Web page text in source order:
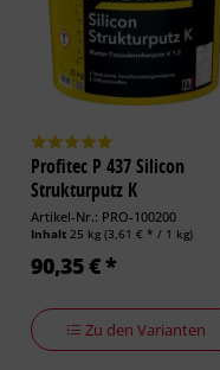
Profitec P 437 Silicon
Strukturputz K
Artikel-Nr.: PRO-100200
Inhalt25 kg(3,61 € * / 1 kg)
90,35 € *
Zu den Varianten